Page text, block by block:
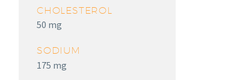
CHOLESTEROL
50 mg
SODIUM
175 mg